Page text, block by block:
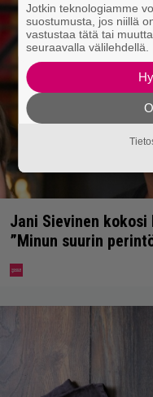
Jani Sievinen
”Minun suurin
Jotkin teknologiamme
suostumusta, jos niillä
vastustaa tätä tai
seuraavalla välilehdellä.